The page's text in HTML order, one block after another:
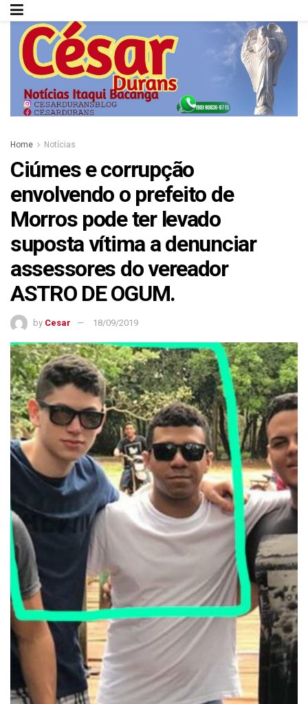
Home Notícias
Ciúmes e corrupção
envolvendo o prefeito de
Morros pode ter levado
suposta vítima a denunciar
assessores do vereador
ASTRO DE OGUM.
by Cesar 18/09/2019